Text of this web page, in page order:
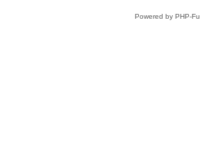
Powered by PHP-